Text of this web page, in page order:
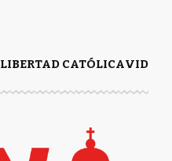
LIBERTAD CATÓLICAVIDA